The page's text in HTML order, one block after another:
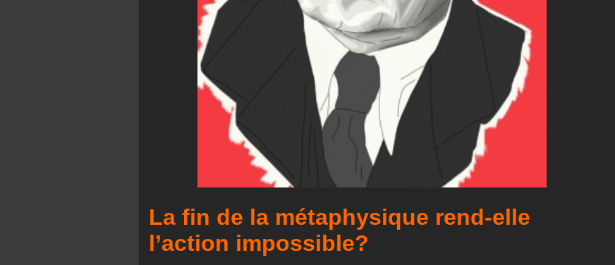
La fin de la métaphysique rend-elle
l’action impossible?